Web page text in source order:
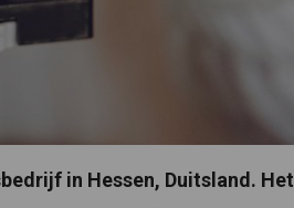
in Hessen, Duitsland. Het